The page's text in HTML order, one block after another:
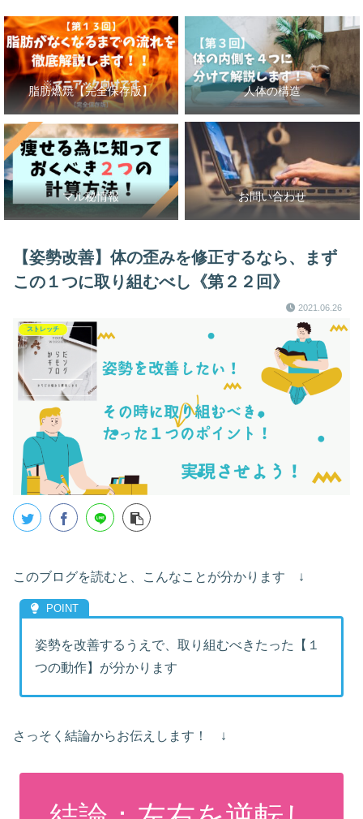
脂肪燃焼【完全保存版】 人体の構造
マル秘情報 お問い合わせ
【姿勢改善】体の歪みを修正するなら、まず
この１つに取り組むべし《第２２回》
2021.06.26
ストレッチ
このブログを読むと、こんなことが分かります ↓
姿勢を改善するうえで、取り組むべきたった【１
つの動作】が分かります
さっそく結論からお伝えします！ ↓